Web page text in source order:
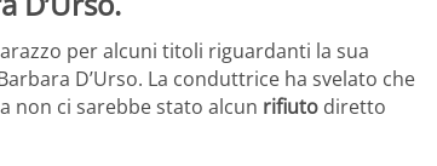
per alcuni titoli riguardanti la sua
D’Urso. La conduttrice ha svelato che
non ci sarebbe stato alcun rifiuto diretto